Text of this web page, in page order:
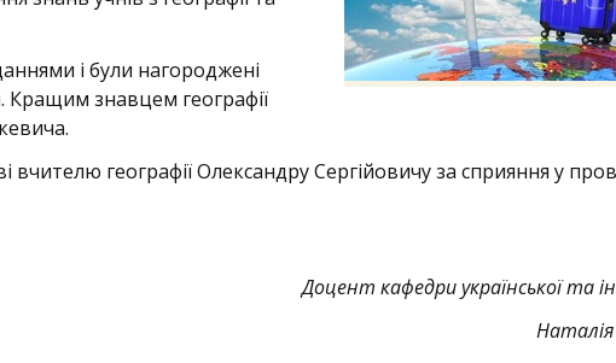
і були нагороджені
знавцем географії
географії Олександру Сергійовичу за сприяння у
Доцент кафедри української та
Наталія